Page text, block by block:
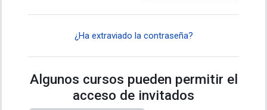
¿Ha extraviado la contraseña?
Algunos cursos pueden permitir el
acceso de invitados